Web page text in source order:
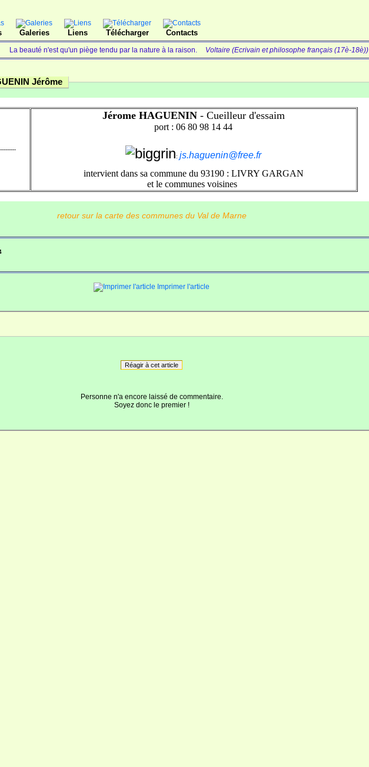
Galeries Liens Télécharger Contacts
La beauté n'est qu'un piège tendu par la nature à la raison. Voltaire (Ecrivain et philosophe français (17è-18è))
Jérôme
Jérome HAGUENIN - Cueilleur d'essaim
port : 06 80 98 14 44
: js.haguenin@free.fr
intervient dans sa commune du 93190 : LIVRY GARGAN
et le communes voisines
retour sur la carte des communes du Val de Marne
Imprimer l'article
Réagir à cet article
Personne n'a encore laissé de commentaire.
Soyez donc le premier !